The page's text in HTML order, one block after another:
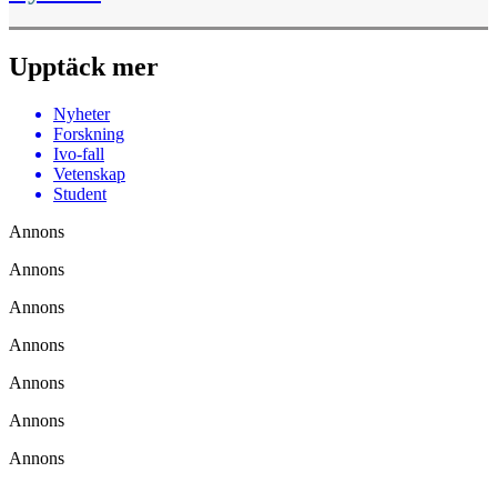
Upptäck mer
Nyheter
Forskning
Ivo-fall
Vetenskap
Student
Annons
Annons
Annons
Annons
Annons
Annons
Annons